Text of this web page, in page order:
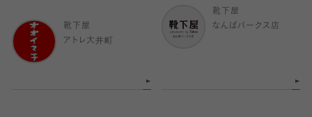
靴下屋
アトレ大井町
靴下屋
なんばパークス店